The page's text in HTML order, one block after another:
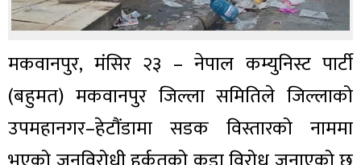
मकवानपुर, मंसिर २३ – नेपाल कम्युनिस्ट पार्टी
(बहुमत) मकवानपुर जिल्ला समितिले जिल्लाको
उपमहानगर–हेटौंडामा सडक विस्तारको नाममा